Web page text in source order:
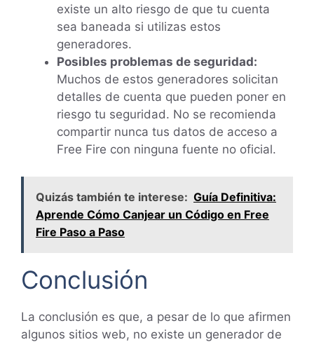
existe un alto riesgo de que tu cuenta
sea baneada si utilizas estos
generadores.
Posibles problemas de seguridad:
Muchos de estos generadores solicitan
detalles de cuenta que pueden poner en
riesgo tu seguridad. No se recomienda
compartir nunca tus datos de acceso a
Free Fire con ninguna fuente no oficial.
Quizás también te interese: Guía Definitiva:
Aprende Cómo Canjear un Código en Free
Fire Paso a Paso
Conclusión
La conclusión es que, a pesar de lo que afirmen
algunos sitios web, no existe un generador de